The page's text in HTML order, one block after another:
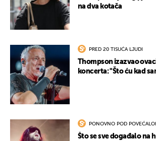
na dva kotača
PRED 20 TISUĆA LJUDI
Thompson izazvao
koncerta: "Što ću kad
PONOVNO POD
Što se sve događalo na